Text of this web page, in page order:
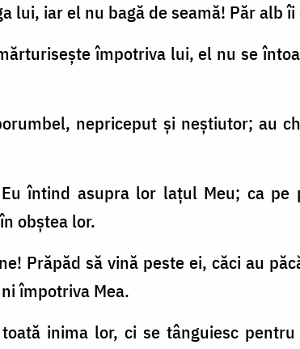
lui, iar el nu bagă de seamă! Păr alb
împotriva lui, el nu se
nepriceput şi neştiutor; au
întind asupra lor laţul Meu; ca
obştea lor.
Prăpăd să vină peste ei, căci au
împotriva Mea.
inima lor, ci se tânguiesc